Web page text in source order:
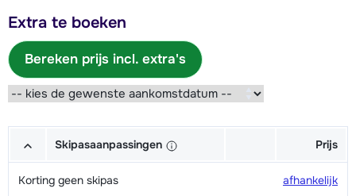
Extra te boeken
Bereken prijs incl. extra's
Skipasaanpassingen Prijs
Korting geen skipas
afhankelijk